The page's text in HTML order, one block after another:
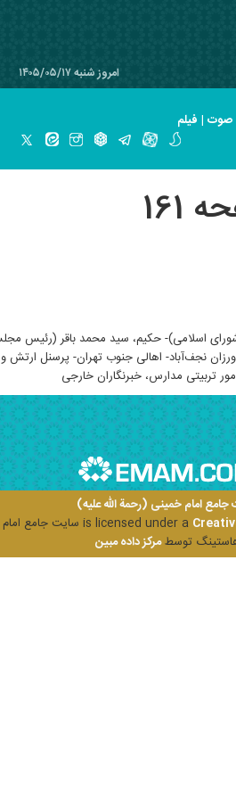
امروز شنبه ۱۴۰۵/۰۵/۱۷
صوت | فیلم
اسلامی)- حکیم، سید محمد باقر (رئیس مجلس
نجف‌آباد- اهالی جنوب تهران- پرسنل
تربیتی مدارس، خبرنگاران خارجی‌
امام خمینی (رحمة الله علیه)
سایت جامع امام is licensed under a
توسطمرکز داده مبین